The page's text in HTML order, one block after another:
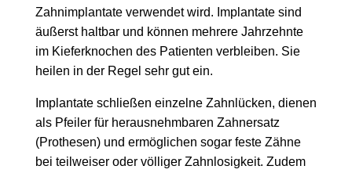
Zahnimplantate verwendet wird. Implantate sind
äußerst haltbar und können mehrere Jahrzehnte
im Kieferknochen des Patienten verbleiben. Sie
heilen in der Regel sehr gut ein.
Implantate schließen einzelne Zahnlücken, dienen
als Pfeiler für herausnehmbaren Zahnersatz
(Prothesen) und ermöglichen sogar feste Zähne
bei teilweiser oder völliger Zahnlosigkeit. Zudem